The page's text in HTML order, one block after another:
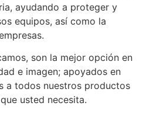
ayudando a proteger y
equipos, así como la
son la mejor opción en
e imagen; apoyados en
a todos nuestros productos
usted necesita.